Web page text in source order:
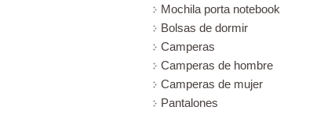
Mochila porta notebook
Bolsas de dormir
Camperas
Camperas de hombre
Camperas de mujer
Pantalones